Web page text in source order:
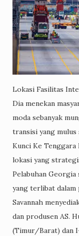
Lokasi Fasilitas
Dia menekan
moda sebanyak
transisi yang mulus
Kunci Ke Tenggara
lokasi yang
Pelabuhan
yang terlibat dalam
Savannah
dan produsen AS.
(Timur/Barat) dan